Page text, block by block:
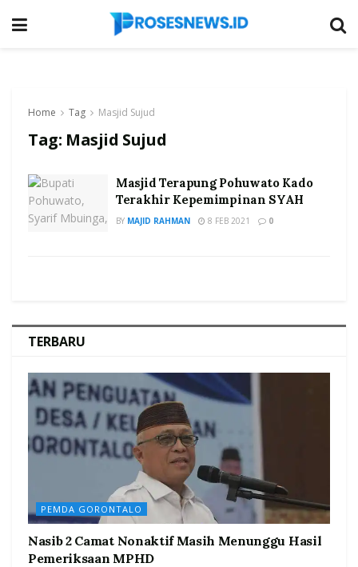
Home Tag Masjid Sujud
Tag: Masjid Sujud
Masjid Terapung Pohuwato Kado
Terakhir Kepemimpinan SYAH
BY MAJID RAHMAN 8 FEB 2021 0
TERBARU
PEMDA GORONTALO
Nasib 2 Camat Nonaktif Masih Menunggu Hasil
Pemeriksaan MPHD